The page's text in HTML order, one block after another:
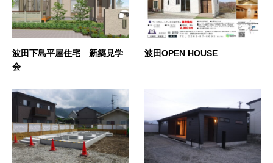
波田下島平屋住宅 新築見学
会
波田OPEN HOUSE